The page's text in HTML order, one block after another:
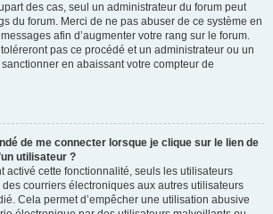
des cas, seul un administrateur du forum peut
du forum. Merci de ne pas abuser de ce système en
afin d’augmenter votre rang sur le forum.
pas ce procédé et un administrateur ou un
en abaissant votre compteur de
de me connecter lorsque je clique sur le lien de
utilisateur ?
activé cette fonctionnalité, seuls les utilisateurs
courriers électroniques aux autres utilisateurs
Cela permet d’empêcher une utilisation abusive